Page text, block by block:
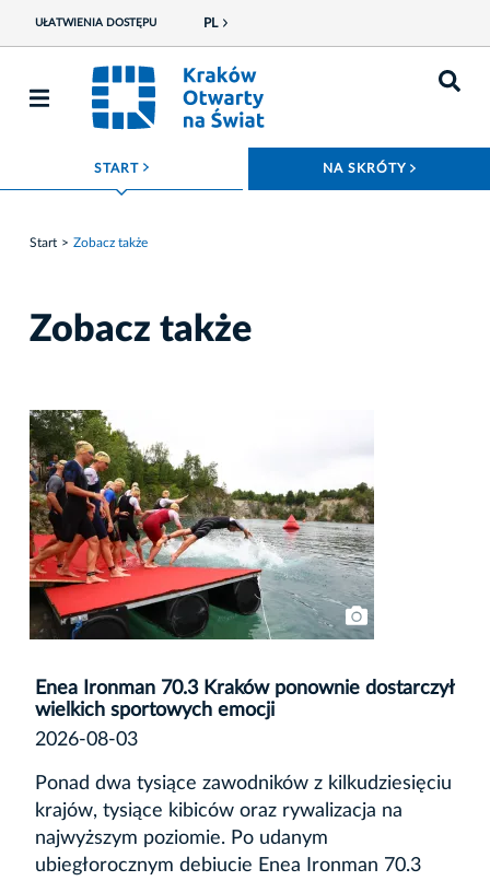
UŁATWIENIA DOSTĘPU PL
START ROZWIŃ MENU NA SKRÓTY
Start Zobacz także
Zobacz także
Enea Ironman 70.3 Kraków ponownie dostarczył
wielkich sportowych emocji
2026-08-03
Ponad dwa tysiące zawodników z kilkudziesięciu
krajów, tysiące kibiców oraz rywalizacja na
najwyższym poziomie. Po udanym
ubiegłorocznym debiucie Enea Ironman 70.3